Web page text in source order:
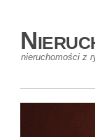
nieruchomości z